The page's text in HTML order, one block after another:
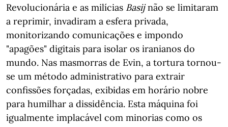
Revolucionária e as milícias Basijnão se limitaram
a reprimir, invadiram a esfera privada,
monitorizando comunicações e impondo
"apagões" digitais para isolar os iranianos do
mundo. Nas masmorras de Evin, a tortura tornou-
se um método administrativo para extrair
confissões forçadas, exibidas em horário nobre
para humilhar a dissidência. Esta máquina foi
igualmente implacável com minorias como os